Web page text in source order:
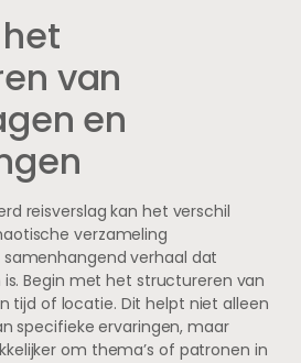
van
en
reisverslag kan het verschil
verzameling
verhaal dat
Begin met het structureren van
tijd of locatie. Dit helpt niet alleen
specifieke ervaringen, maar
om thema’s of patronen in